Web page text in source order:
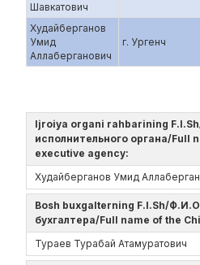
Шавкатович
Худайберганов
Умид
Аллаберганович
г. Ургенч
Ijroiya organi rahbarining
исполнительного органа/Full
executive agency:
Худайберганов Умид
Bosh buxgalterning F.I.Sh/
бухгалтера/Full name of the
Тураев Турабай Атамуратович